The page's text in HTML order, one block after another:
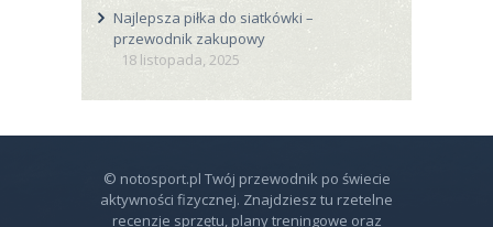
Najlepsza piłka do siatkówki –
przewodnik zakupowy
18 listopada, 2025
© notosport.pl Twój przewodnik po świecie
aktywności fizycznej. Znajdziesz tu rzetelne
recenzje sprzętu, plany treningowe oraz